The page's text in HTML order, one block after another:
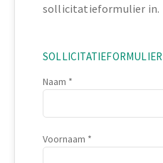
sollicitatieformulier in.
SOLLICITATIEFORMULIER
Naam
Voornaam